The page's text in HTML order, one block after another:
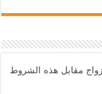
مقابل هذه الشروط